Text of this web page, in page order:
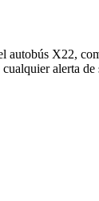
X22,
alerta